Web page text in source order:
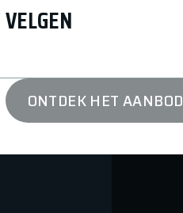
ONTDEK HET AANBOD